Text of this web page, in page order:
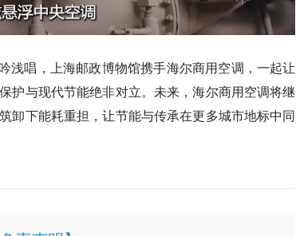
浅唱，上海邮政博物馆携手海尔商用空调，一起让
护与现代节能绝非对立。未来，海尔商用空调将继
卸下能耗重担，让节能与传承在更多城市地标中同